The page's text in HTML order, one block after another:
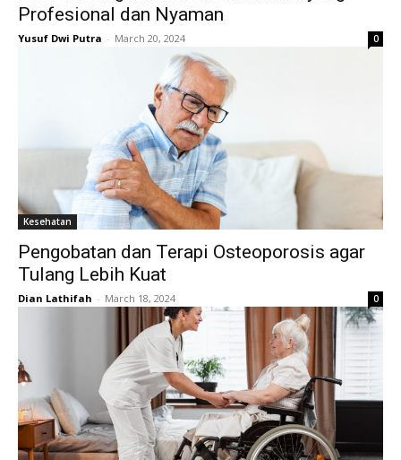
Profesional dan Nyaman
Yusuf Dwi Putra - March 20, 2024 0
Kesehatan
Pengobatan dan Terapi Osteoporosis agar
Tulang Lebih Kuat
Dian Lathifah - March 18, 2024 0